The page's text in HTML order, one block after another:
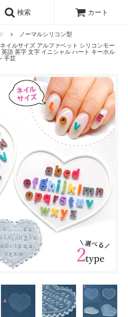
検索 カート
ノーマルシリコン型
イルサイズ アルファベット シリコンモー
語 英字 文字 イニシャル ハート キーホル
手芸